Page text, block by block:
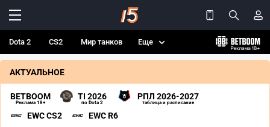
Dota 2 CS2 Мир танков Еще
АКТУАЛЬНОЕ
BETBOOM
Реклама 18+
TI 2026
по Dota 2
РПЛ 2026-2027
таблица и расписание
EWC CS2 EWC R6